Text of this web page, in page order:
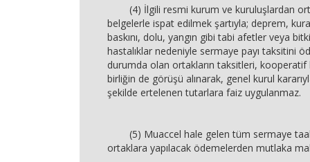
(4) İlgili resmi kurum ve kuruluşlardan
belgelerle ispat edilmek şartıyla; deprem,
baskını, dolu, yangın gibi tabi afetler veya
hastalıklar nedeniyle sermaye payı taksitini
durumda olan ortakların taksitleri, kooperatif
birliğin de görüşü alınarak, genel kurul
şekilde ertelenen tutarlara faiz uygulanmaz.
(5) Muaccel hale gelen tüm sermaye
ortaklara yapılacak ödemelerden mutlaka